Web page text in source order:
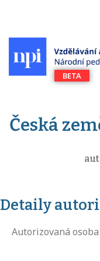
Česká
Detaily
Autorizovaná